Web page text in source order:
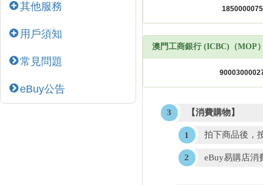
其他服務
用戶須知
常見問題
eBuy公告
澳門工商銀行 (ICBC)（MOP
【消費購物】
拍下商品後，
eBuy易購店消